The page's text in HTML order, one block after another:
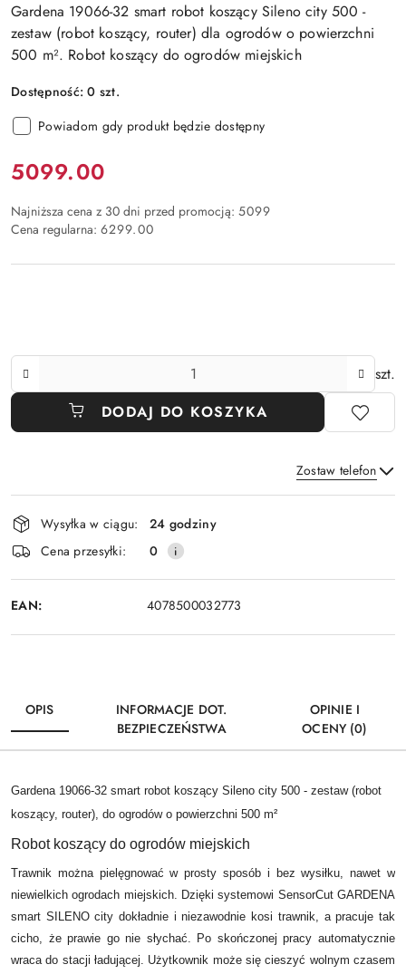
Gardena 19066-32 smart robot koszący Sileno city 500 -
zestaw (robot koszący, router) dla ogrodów o powierzchni
500 m². Robot koszący do ogrodów miejskich
Dostępność:0 szt.
Powiadom gdy produkt będzie dostępny
Cena:
5099.00
Najniższa cena z 30 dni przed promocją: 5099
Cena regularna: 6299.00
Ilość
szt.
DODAJ DO KOSZYKA
Zostaw telefon
Wyślij
Dostępność
i
dostawa
Wysyłka w ciągu:
24 godziny
Cena przesyłki:
0
EAN: 4078500032773
OPIS
INFORMACJE DOT.
BEZPIECZEŃSTWA
OPINIE I
OCENY (0)
Gardena 19066-32 smart robot koszący Sileno city 500 - zestaw (robot
koszący, router), do ogrodów o powierzchni 500 m²
Robot koszący do ogrodów miejskich
Trawnik można pielęgnować w prosty sposób i bez wysiłku, nawet w
niewielkich ogrodach miejskich. Dzięki systemowi SensorCut GARDENA
smart SILENO city dokładnie i niezawodnie kosi trawnik, a pracuje tak
cicho, że prawie go nie słychać. Po skończonej pracy automatycznie
wraca do stacji ładującej. Użytkownik może się cieszyć wolnym czasem